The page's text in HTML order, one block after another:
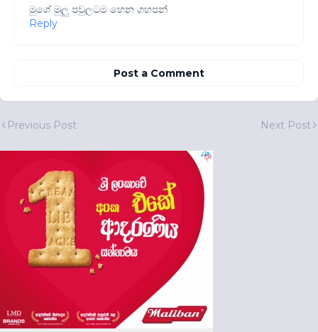
මුගේ මුලු පවුලටම හෙන ගහපන්
Reply
Post a Comment
Previous Post Next Post